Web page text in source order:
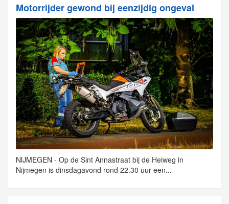
Motorrijder gewond bij eenzijdig ongeval
NIJMEGEN - Op de Sint Annastraat bij de Heiweg in
Nijmegen is dinsdagavond rond 22.30 uur een...